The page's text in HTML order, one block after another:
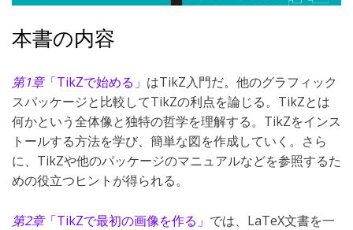
本書の内容
第1章「TikZで始める」 はTikZ入門だ。他のグラフィック
スパッケージと比較してTikZの利点を論じる。TikZとは
何かという全体像と独特の哲学を理解する。TikZをインス
トールする方法を学び、簡単な図を作成していく。さら
に、TikZや他のパッケージのマニュアルなどを参照するた
めの役立つヒントが得られる。
第2章「TikZで最初の画像を作る」 では、LaTeX文書を一